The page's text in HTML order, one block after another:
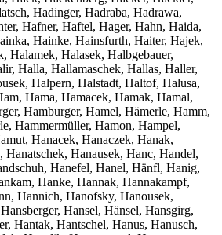
Hadinger, Hadraba, Hadrawa,
Hafner, Haftel, Hager, Hahn, Haida,
Hainke, Hainsfurth, Haiter, Hajek,
Halamek, Halasek, Halbgebauer,
Halla, Hallamaschek, Hallas, Haller,
Halpern, Halstadt, Haltof, Halusa,
Hama, Hamacek, Hamak, Hamal,
Hamburger, Hamel, Hämerle, Hamm,
Hammermüller, Hamon, Hampel,
Hanacek, Hanaczek, Hanak,
Hanatschek, Hanausek, Hanc, Handel,
Hanefel, Hanel, Hänfl, Hanig,
Hanke, Hannak, Hannakampf,
Hannich, Hanofsky, Hanousek,
Hansel, Hänsel, Hansgirg,
Hantak, Hantschel, Hanus, Hanusch,